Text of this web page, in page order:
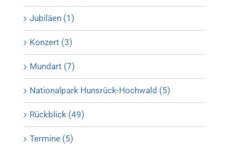
Jubiläen (1)
Konzert (3)
Mundart (7)
Nationalpark Hunsrück-Hochwald (5)
Rückblick (49)
Termine (5)